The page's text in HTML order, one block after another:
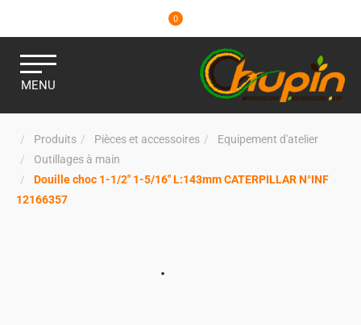
0
MENU
Produits Pièces et accessoires
Equipement d'atelier
Outillages à main
Douille choc 1-1/2" 1-5/16" L:143mm CATERPILLAR N°INF
12166357